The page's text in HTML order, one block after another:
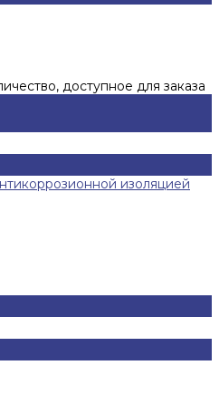
доступное для заказа
изоляцией